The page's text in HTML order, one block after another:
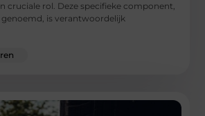
cruciale rol. Deze specifieke component,
genoemd, is verantwoordelijk